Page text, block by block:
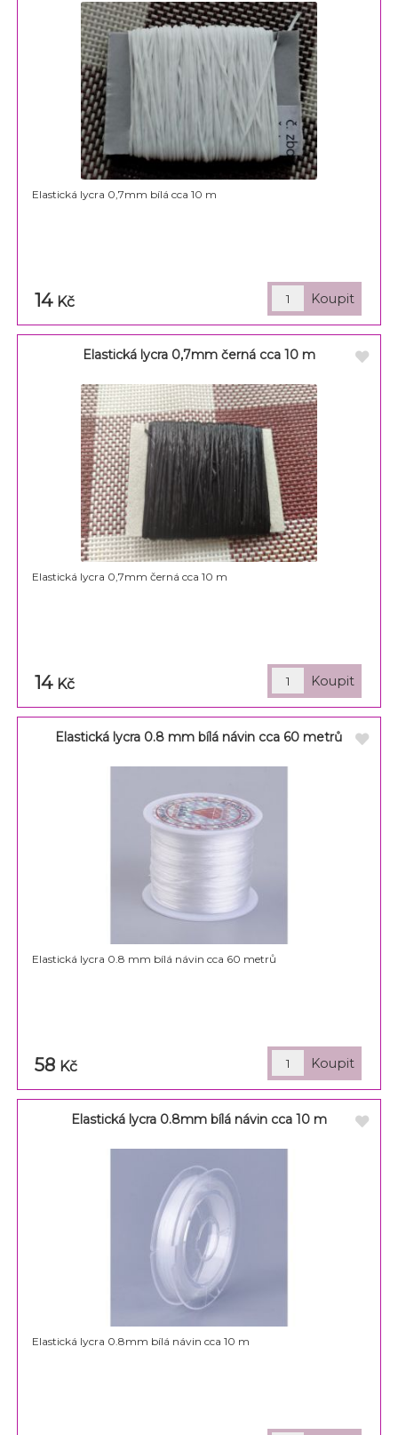
Elastická lycra 0,7mm bílá cca 10 m
14 Kč
Elastická lycra 0,7mm černá cca 10 m
Elastická lycra 0,7mm černá cca 10 m
14 Kč
Elastická lycra 0.8 mm bílá návin cca 60 metrů
Elastická lycra 0.8 mm bílá návin cca 60 metrů
58 Kč
Elastická lycra 0.8mm bílá návin cca 10 m
Elastická lycra 0.8mm bílá návin cca 10 m